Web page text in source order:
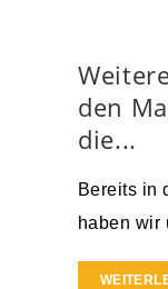
den
die...
Bereits in
haben wir